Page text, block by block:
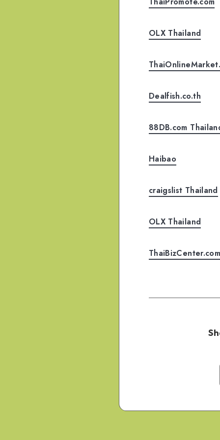
OLX Thailand
Dealfish.co.th
88DB.com
Haibao
craigslist Thailand
OLX Thailand
ThaiBizCenter.com